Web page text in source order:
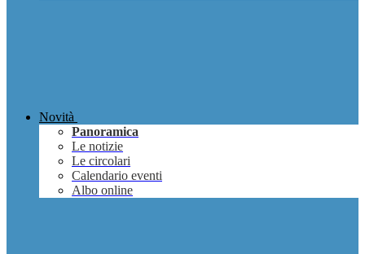
Novità
Panoramica
Le notizie
Le circolari
Calendario eventi
Albo online